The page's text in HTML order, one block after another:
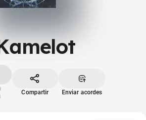
Compartir Enviar acordes